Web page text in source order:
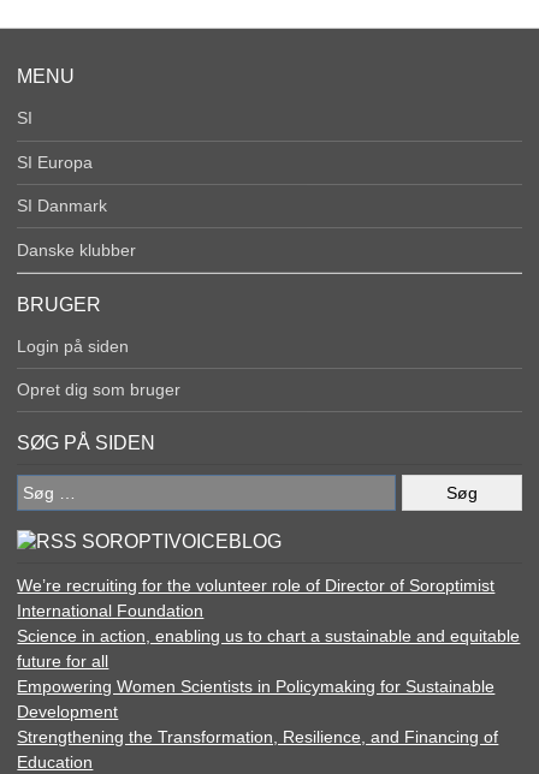
MENU
SI
SI Europa
SI Danmark
Danske klubber
BRUGER
Login på siden
Opret dig som bruger
SØG PÅ SIDEN
Søg
efter:
SOROPTIVOICEBLOG
We’re recruiting for the volunteer role of Director of Soroptimist
International Foundation
Science in action, enabling us to chart a sustainable and equitable
future for all
Empowering Women Scientists in Policymaking for Sustainable
Development
Strengthening the Transformation, Resilience, and Financing of
Education